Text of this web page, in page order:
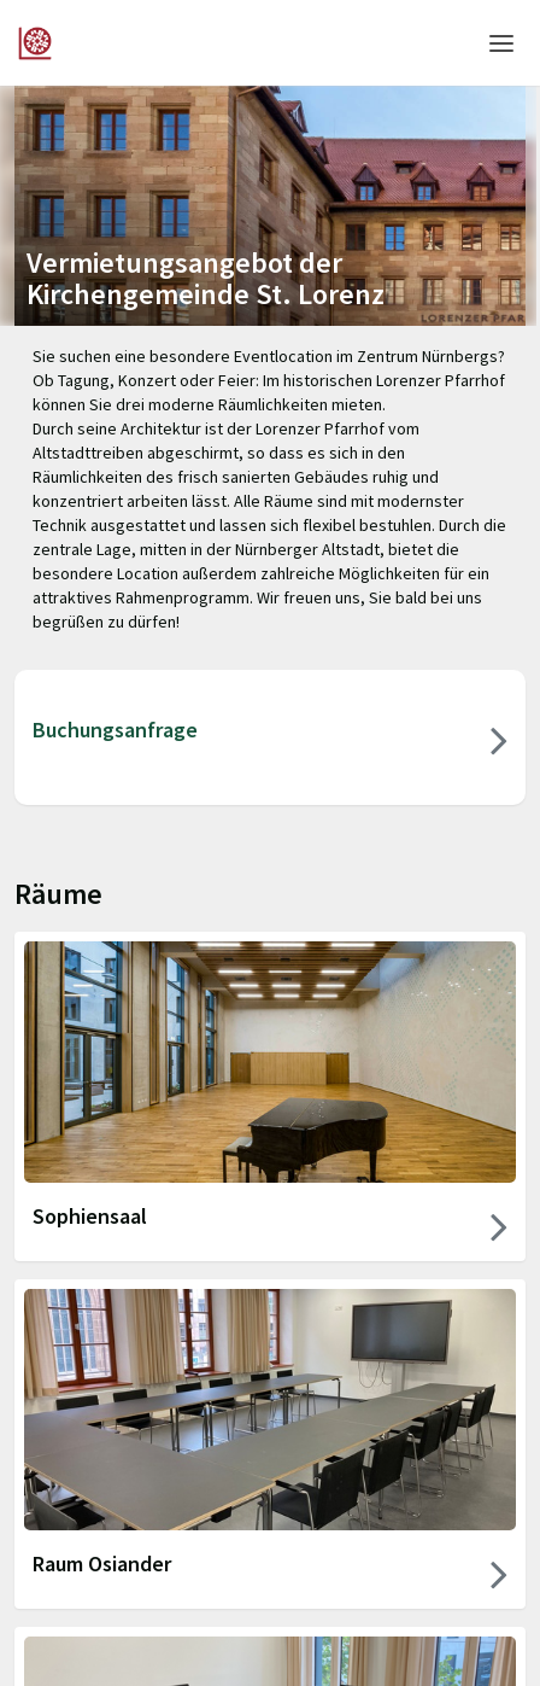
Home
Login
Sprache
Hilfe & Info
Vermietungsangebot der
Kirchengemeinde St. Lorenz
Sie suchen eine besondere Eventlocation im Zentrum Nürnbergs?
Ob Tagung, Konzert oder Feier: Im historischen Lorenzer Pfarrhof
können Sie drei moderne Räumlichkeiten mieten.
Durch seine Architektur ist der Lorenzer Pfarrhof vom
Altstadttreiben abgeschirmt, so dass es sich in den
Räumlichkeiten des frisch sanierten Gebäudes ruhig und
konzentriert arbeiten lässt. Alle Räume sind mit modernster
Technik ausgestattet und lassen sich flexibel bestuhlen. Durch die
zentrale Lage, mitten in der Nürnberger Altstadt, bietet die
besondere Location außerdem zahlreiche Möglichkeiten für ein
attraktives Rahmenprogramm. Wir freuen uns, Sie bald bei uns
begrüßen zu dürfen!
Buchungsanfrage
Räume
Sophiensaal
Raum Osiander